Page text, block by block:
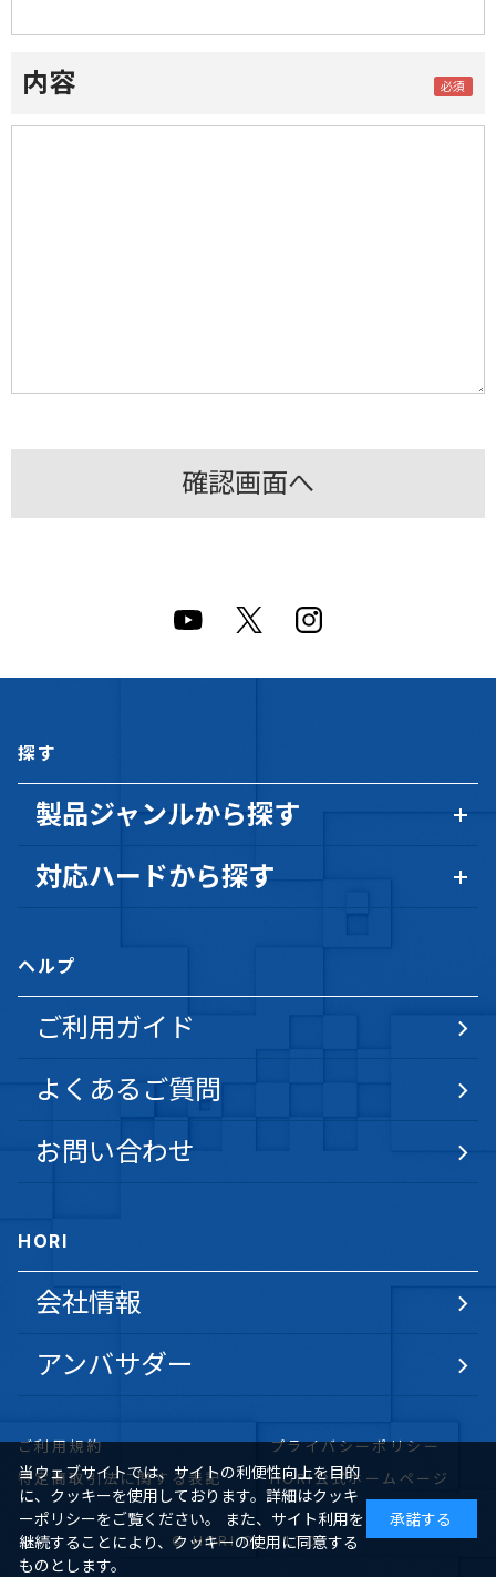
内容
探す
製品ジャンルから探す
対応ハードから探す
ヘルプ
ご利用ガイド
よくあるご質問
お問い合わせ
HORI
会社情報
アンバサダー
ご利用規約
プライバシーポリシー
特定商取引法に関する表記
HORI公式ホームページ
© HORI CO., LTD.
当ウェブサイトでは、サイトの利便性向上を目的
に、クッキーを使用しております。詳細はクッキ
ーポリシーをご覧ください。 また、サイト利用を
継続することにより、クッキーの使用に同意する
ものとします。
承諾する